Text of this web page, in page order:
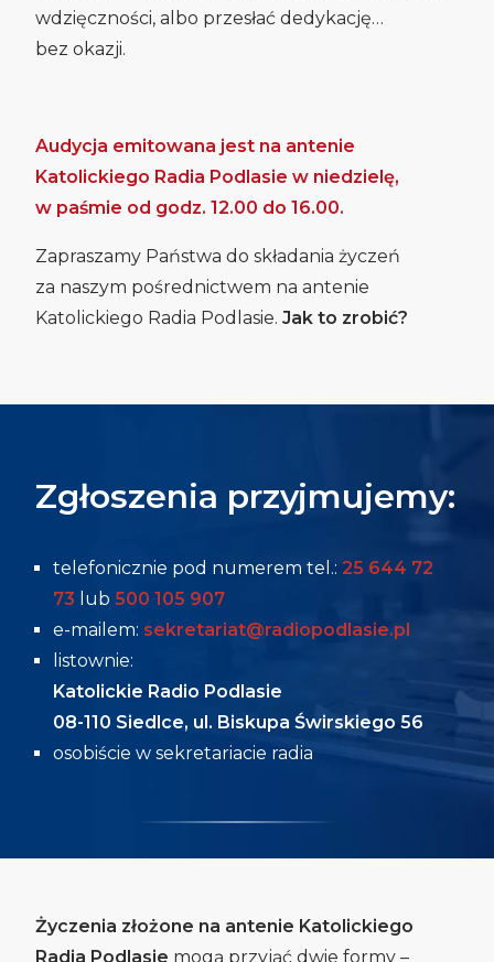
wdzięczności, albo przesłać dedykację…
bez okazji.
Audycja emitowana jest na antenie
Katolickiego Radia Podlasie w niedzielę,
w paśmie od godz. 12.00 do 16.00.
Zapraszamy Państwa do składania życzeń
za naszym pośrednictwem na antenie
Katolickiego Radia Podlasie. Jak to zrobić?
Zgłoszenia przyjmujemy:
telefonicznie pod numerem tel.: 25 644 72
73 lub 500 105 907
e-mailem: sekretariat@radiopodlasie.pl
listownie:
Katolickie Radio Podlasie
08-110 Siedlce, ul. Biskupa Świrskiego 56
osobiście w sekretariacie radia
Życzenia złożone na antenie Katolickiego
Radia Podlasie mogą przyjąć dwie formy –